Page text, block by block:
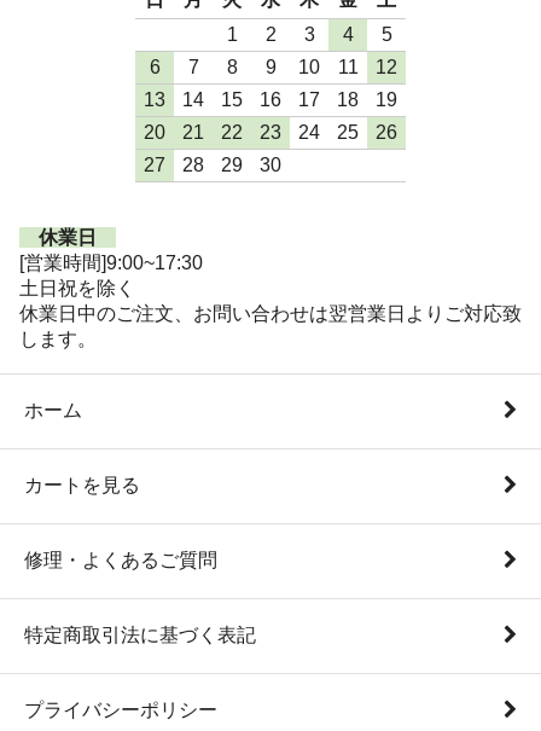
1
2 3 4
5
6
7 8 9 10 11
12
13
14 15 16 17 18
19
20
21 22 23 24 25
26
27
28 29 30
休業日
[営業時間]9:00~17:30
土日祝を除く
休業日中のご注文、お問い合わせは翌営業日よりご対応致
します。
ホーム
カートを見る
修理・よくあるご質問
特定商取引法に基づく表記
プライバシーポリシー